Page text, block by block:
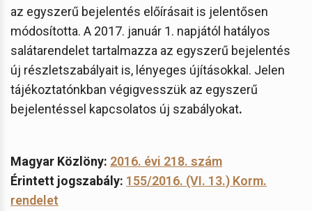
az egyszerű bejelentés előírásait is jelentősen
módosította. A 2017. január 1. napjától hatályos
salátarendelet tartalmazza az egyszerű bejelentés
új részletszabályait is, lényeges újításokkal. Jelen
tájékoztatónkban végigvesszük az egyszerű
bejelentéssel kapcsolatos új szabályokat.
Magyar Közlöny: 2016. évi 218. szám
Érintett jogszabály: 155/2016. (VI. 13.) Korm.
rendelet